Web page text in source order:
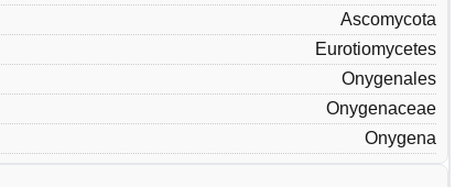
Ascomycota
Eurotiomycetes
Onygenales
Onygenaceae
Onygena